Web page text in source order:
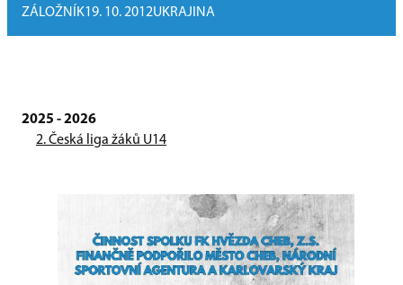
ZÁLOŽNÍK19. 10. 2012UKRAJINA
2025 - 2026
2. Česká liga žáků U14